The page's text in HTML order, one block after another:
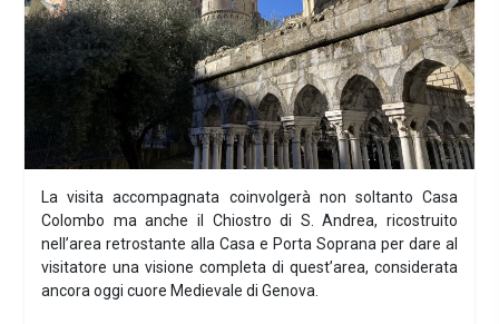
Previous Next
La visita accompagnata coinvolgerà non soltanto Casa
Colombo ma anche il Chiostro di S. Andrea, ricostruito
nell’area retrostante alla Casa e Porta Soprana per dare al
visitatore una visione completa di quest’area, considerata
ancora oggi cuore Medievale di Genova.